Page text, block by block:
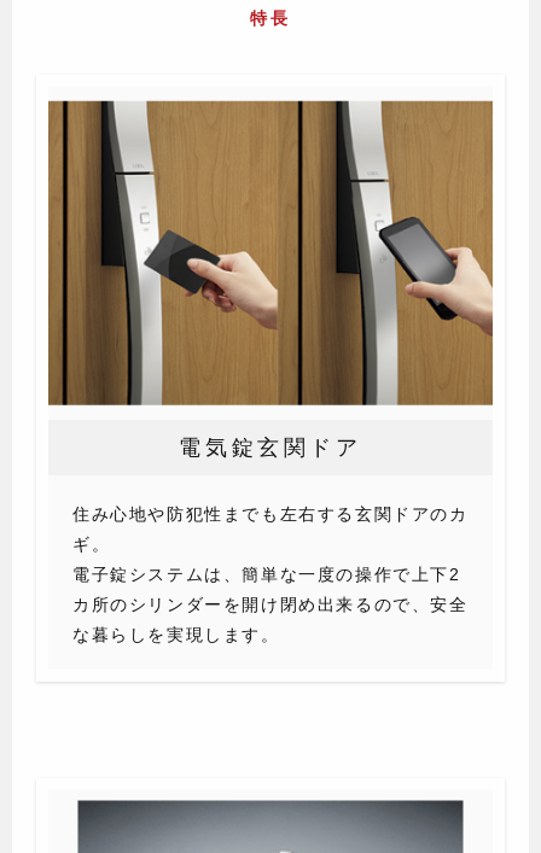
特長
電気錠玄関ドア
住み心地や防犯性までも左右する玄関ドアのカ
ギ。
電子錠システムは、簡単な一度の操作で上下2
カ所のシリンダーを開け閉め出来るので、安全
な暮らしを実現します。